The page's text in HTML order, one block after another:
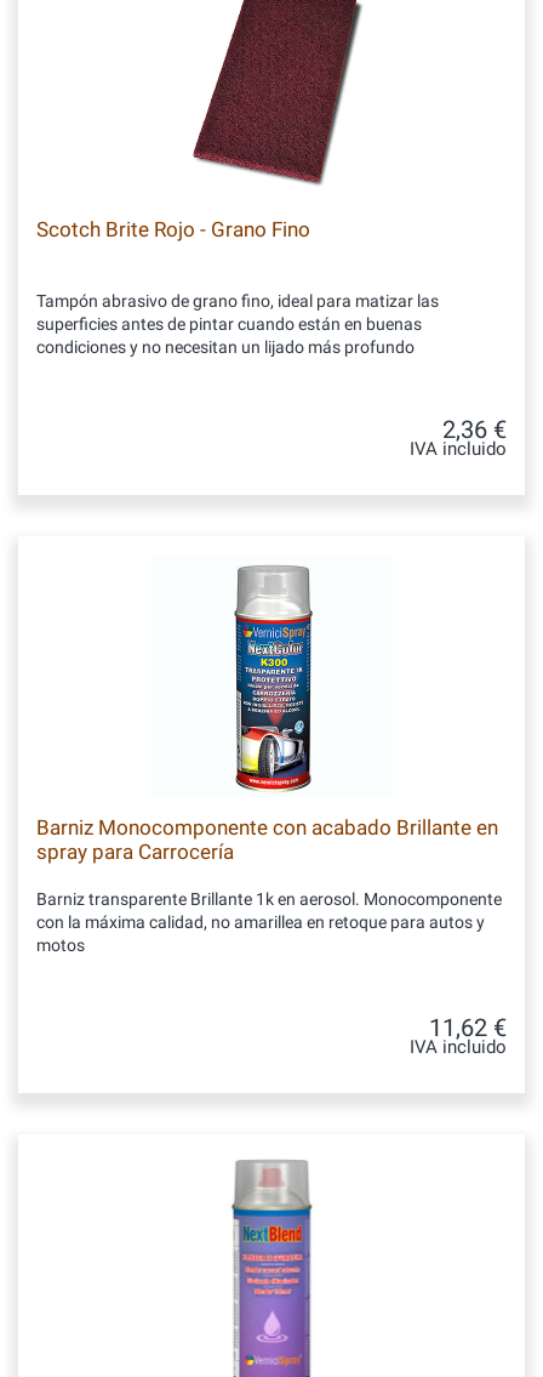
Scotch Brite Rojo - Grano Fino
Tampón abrasivo de grano fino, ideal para matizar las
superficies antes de pintar cuando están en buenas
condiciones y no necesitan un lijado más profundo
2,36 €
IVA incluido
Barniz Monocomponente con acabado Brillante en
spray para Carrocería
Barniz transparente Brillante 1k en aerosol. Monocomponente
con la máxima calidad, no amarillea en retoque para autos y
motos
11,62 €
IVA incluido